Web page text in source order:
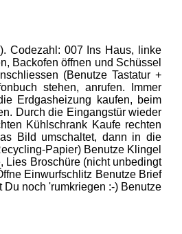
Codezahl: 007 Ins Haus, linke
Backofen öffnen und Schüssel
(Benutze Tastatur +
stehen, anrufen. Immer
Erdgasheizung kaufen, beim
Durch die Eingangstür wieder
Kühlschrank Kaufe rechten
Bild umschaltet, dann in die
Papier) Benutze Klingel
Lies Broschüre (nicht unbedingt
Einwurfschlitz Benutze Brief
noch 'rumkriegen :-) Benutze